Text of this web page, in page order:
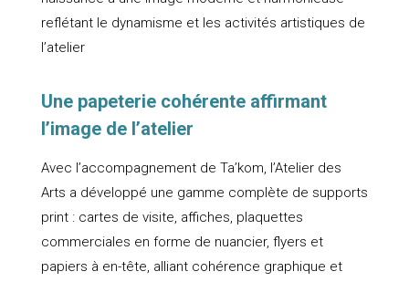
reflétant le dynamisme et les activités artistiques de
l’atelier
Une papeterie cohérente affirmant
l’image de l’atelier
Avec l’accompagnement de Ta’kom, l’Atelier des
Arts a développé une gamme complète de supports
print : cartes de visite, affiches, plaquettes
commerciales en forme de nuancier, flyers et
papiers à en-tête, alliant cohérence graphique et